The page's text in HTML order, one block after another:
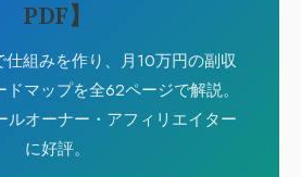
PDF】
仕組みを作り、月10万円の副収
マップを全62ページで解説。
ルオーナー・アフィリエイター
に好評。